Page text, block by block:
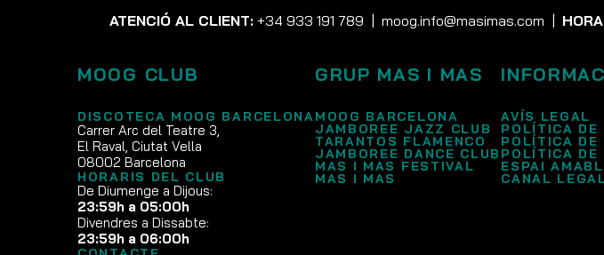
ATENCIÓ AL CLIENT: +34 933 191 789 | moog.info@masimas.com |
MOOG CLUB
DISCOTECA MOOG BARCELONA
Carrer Arc del Teatre 3,
El Raval, Ciutat Vella
08002 Barcelona
HORARIS DEL CLUB
De Diumenge a Dijous:
23:59h a 05:00h
Divendres a Dissabte:
23:59h a 06:00h
GRUP MAS I MAS
MOOG BARCELONA
JAMBOREE JAZZ CLUB
TARANTOS FLAMENCO
JAMBOREE DANCE CLUB
MAS I MAS FESTIVAL
MAS I MAS
AVÍS LEGAL
POLÍTICA DE
POLÍTICA DE
POLÍTICA DE
ESPAI
CANAL